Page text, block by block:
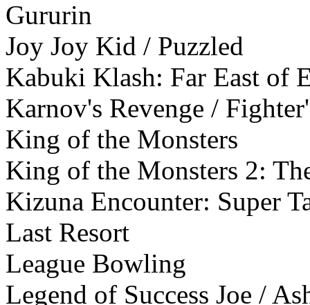
Gururin
Joy Joy Kid / Puzzled
Kabuki Klash: Far East of
Karnov's Revenge /
King of the Monsters
King of the Monsters 2:
Kizuna Encounter: Super
Last Resort
League Bowling
Legend of Success Joe /